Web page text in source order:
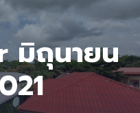
มิถุนายน